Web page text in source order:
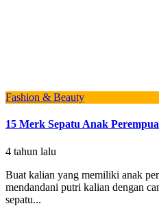
Fashion & Beauty
15 Merk Sepatu Anak
4 tahun lalu
Buat kalian yang memiliki anak
mendandani putri kalian dengan
sepatu...